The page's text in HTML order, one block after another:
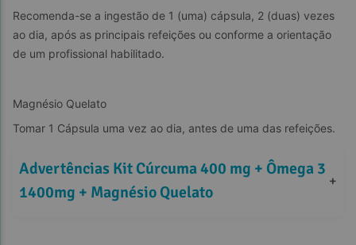
Recomenda-se a ingestão de 1 (uma) cápsula, 2 (duas) vezes
ao dia, após as principais refeições ou conforme a orientação
de um profissional habilitado.
Magnésio Quelato
Tomar 1 Cápsula uma vez ao dia, antes de uma das refeições.
Advertências Kit Cúrcuma 400 mg + Ômega 3
1400mg + Magnésio Quelato
+